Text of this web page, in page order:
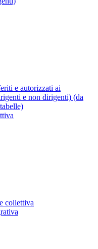
e autorizzati ai
e non dirigenti) (da
collettiva